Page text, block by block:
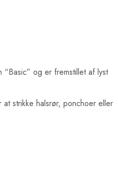
og er fremstillet af lyst
strikke halsrør, ponchoer eller